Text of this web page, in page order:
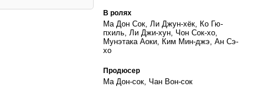
В ролях
Ма Дон Сок, Ли Джун-хёк, Ко Гю-
пхиль, Ли Джи-хун, Чон Сок-хо,
Мунэтака Аоки, Ким Мин-джэ, Ан Сэ-
хо
Продюсер
Ма Дон-сок, Чан Вон-сок